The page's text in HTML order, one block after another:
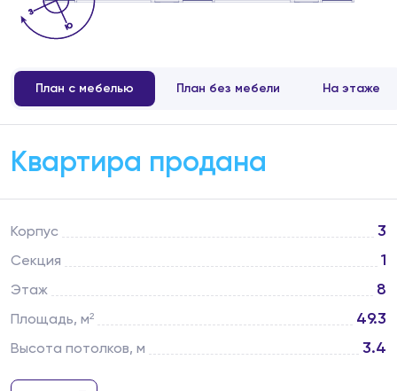
План с мебелью План без мебели На этаже
Корпус 3
Секция 1
Этаж 8
Площадь, м² 49.3
Высота потолков, м 3.4
Квартира продана